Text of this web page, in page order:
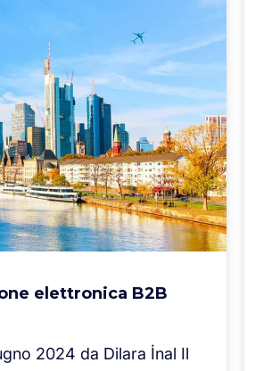
elettronica B2B
2024 da Dilara İnal Il